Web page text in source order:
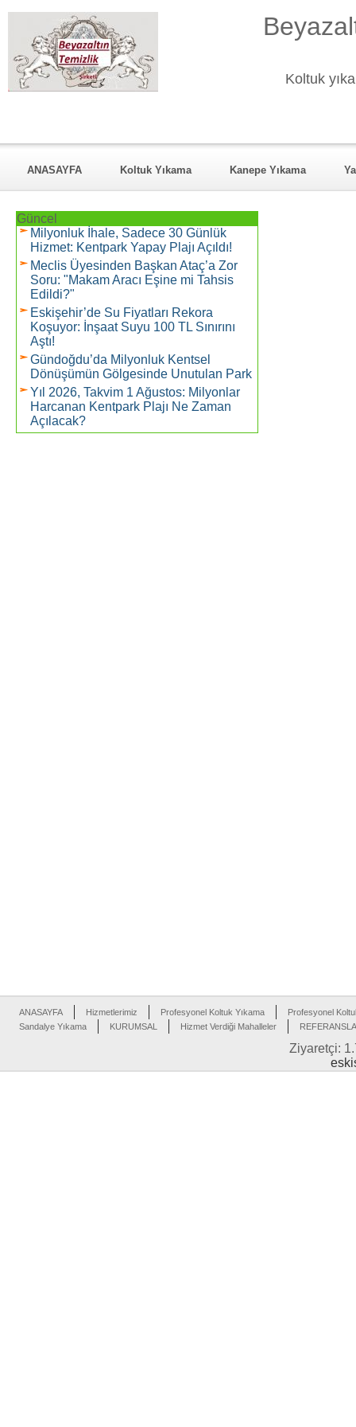
Koltuk
ANASAYFA Koltuk Yıkama Kanepe Yıkama
Güncel
Milyonluk İhale, Sadece 30 Günlük
Hizmet: Kentpark Yapay Plajı Açıldı!
Meclis Üyesinden Başkan Ataç’a Zor
Soru: "Makam Aracı Eşine mi Tahsis
Edildi?"
Eskişehir’de Su Fiyatları Rekora
Koşuyor: İnşaat Suyu 100 TL Sınırını
Aştı!
Gündoğdu’da Milyonluk Kentsel
Dönüşümün Gölgesinde Unutulan Park
Yıl 2026, Takvim 1 Ağustos: Milyonlar
Harcanan Kentpark Plajı Ne Zaman
Açılacak?
ANASAYFA Hizmetlerimiz Profesyonel Koltuk Yıkama
Profesyonel
Sandalye Yıkama
KURUMSAL Hizmet Verdiği Mahalleler
Ziyaretçi: